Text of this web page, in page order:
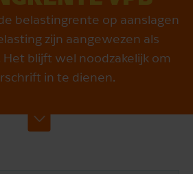
belastingrente op aanslagen
zijn aangewezen als
Het blijft wel noodzakelijk om
in te dienen.